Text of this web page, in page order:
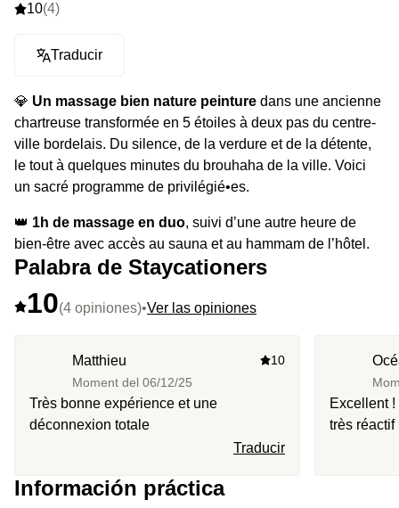
10(4)
Traducir
💎 Un massage bien nature peinture dans une ancienne
chartreuse transformée en 5 étoiles à deux pas du centre-
ville bordelais. Du silence, de la verdure et de la détente,
le tout à quelques minutes du brouhaha de la ville. Voici
un sacré programme de privilégié•es.
👑 1h de massage en duo, suivi d’une autre heure de
bien-être avec accès au sauna et au hammam de l’hôtel.
Vous profiterez d’un modelage sur-mesure opéré par la
Palabra de Staycationers
10(4 opiniones)•Ver las opiniones
Matthieu
Moment del 06/12/25
10
Très bonne expérience et une
déconnexion totale
Traducir
Excellent
très
Información práctica